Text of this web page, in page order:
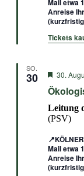
Mail etwa
Anreise
Tickets
SO.
30 30.
Leitung
(PSV)
Mail etwa
Anreise